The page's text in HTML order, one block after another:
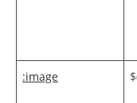
:image